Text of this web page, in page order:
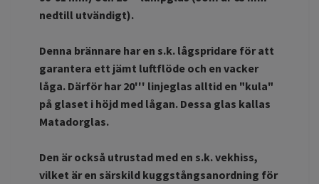
nedtill utvändigt).
Denna brännare har en s.k. lågspridare för att
garantera ett jämt luftflöde och en vacker
låga. Därför har 20''' linjeglas alltid en "kula"
på glaset i höjd med lågan. Dessa glas kallas
Matadorglas.
Den är också utrustad med en s.k. vekhiss,
vilket är en särskild kuggstångsanordning för